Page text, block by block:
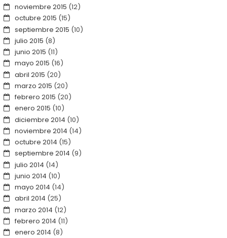
noviembre 2015 (12)
octubre 2015 (15)
septiembre 2015 (10)
julio 2015 (8)
junio 2015 (11)
mayo 2015 (16)
abril 2015 (20)
marzo 2015 (20)
febrero 2015 (20)
enero 2015 (10)
diciembre 2014 (10)
noviembre 2014 (14)
octubre 2014 (15)
septiembre 2014 (9)
julio 2014 (14)
junio 2014 (10)
mayo 2014 (14)
abril 2014 (25)
marzo 2014 (12)
febrero 2014 (11)
enero 2014 (8)